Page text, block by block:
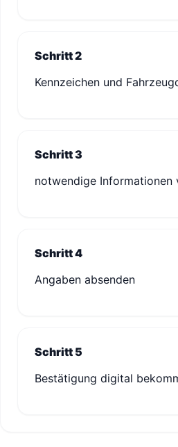
Schritt 2
Kennzeichen und
Schritt 3
notwendige Informationen
Schritt 4
Angaben absenden
Schritt 5
Bestätigung digital